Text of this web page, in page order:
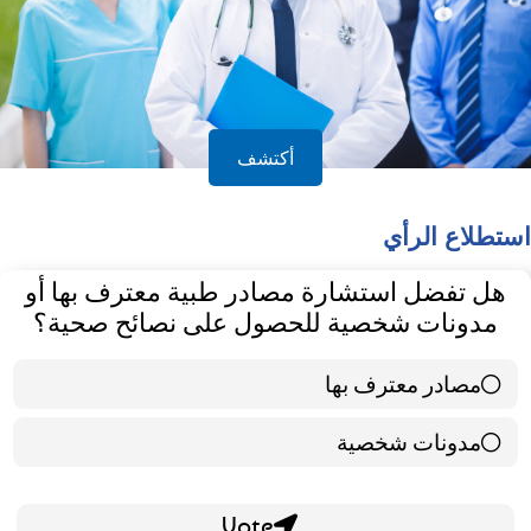
أكتشف
استطلاع الرأي
هل تفضل استشارة مصادر طبية معترف بها أو
مدونات شخصية للحصول على نصائح صحية؟
مصادر معترف بها
39 ( 65 % )
مدونات شخصية
21 ( 35 % )